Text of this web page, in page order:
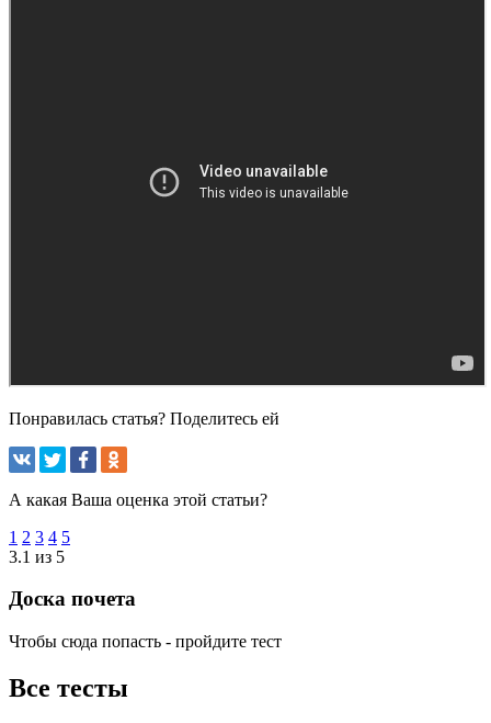
Понравилась статья? Поделитесь ей
А какая Ваша оценка этой статьи?
1 2 3 4 5
3.1 из 5
Доска почета
Чтобы сюда попасть - пройдите тест
Все тесты